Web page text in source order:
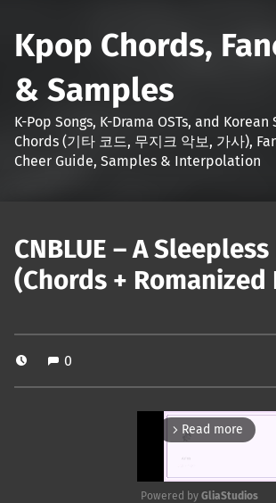
Kpop Chords,
& Samples
K-Pop Songs, K-Drama OSTs, and
Chords (기타 코드, 무지크 악보, 가사),
Cheer Guide, Samples & Interpolation
CNBLUE – A
(Chords + Romanized
0
arrow_forward_ios Read more
Powered by GliaStudios